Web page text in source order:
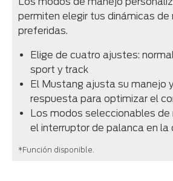
permiten elegir tus dinámicas de
preferidas.
Elige de cuatro ajustes:
sport y track
El Mustang ajusta su manejo
respuesta para optimizar el
Los modos seleccionables
el interruptor de palanca en la
*Función disponible.